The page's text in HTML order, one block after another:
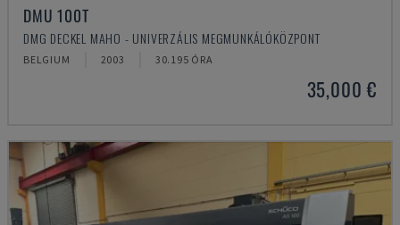
DMU 100T
DMG DECKEL MAHO - UNIVERZÁLIS MEGMUNKÁLÓKÖZPONT
BELGIUM 2003 30.195 ÓRA
35,000 €